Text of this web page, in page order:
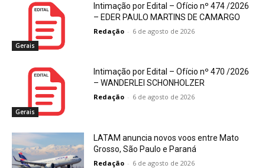
Gerais
Intimação por Edital – Ofício nº 474 /2026
– EDER PAULO MARTINS DE CAMARGO
Redação - 6 de agosto de 2026
Gerais
Intimação por Edital – Ofício nº 470 /2026
– WANDERLEI SCHONHOLZER
Redação - 6 de agosto de 2026
LATAM anuncia novos voos entre Mato
Grosso, São Paulo e Paraná
Redação - 6 de agosto de 2026